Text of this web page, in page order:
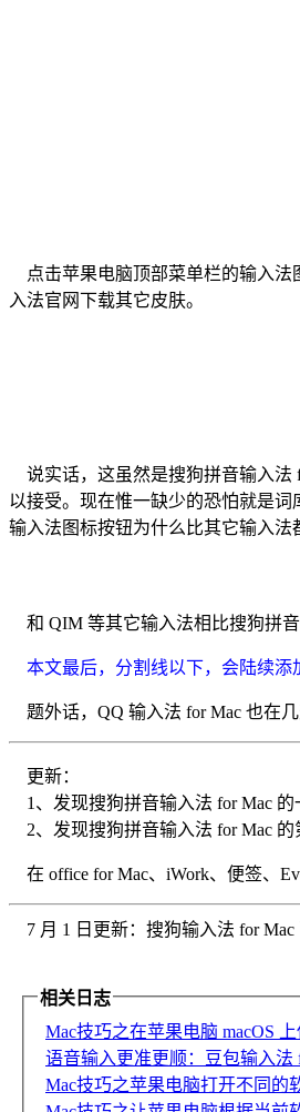
点击苹果电脑顶部菜单栏的输入法
入法官网下载其它皮肤。
说实话，这虽然是搜狗拼音输入法
以接受。现在惟一缺少的恐怕就是
输入法图标按钮为什么比其它输入法
和 QIM 等其它输入法相比搜狗拼
本文最后，分割线以下，会陆续添
题外话，QQ 输入法 for Mac 也在
更新：
1、发现搜狗拼音输入法 for Mac 的
2、发现搜狗拼音输入法 for Mac 的
在 office for Mac、iWork、便签、
7 月 1 日更新：搜狗输入法 for Mac
相关日志
Mac技巧之在苹果电脑 macOS
语音输入更准更顺：豆包输入法
Mac技巧之苹果电脑打开不同的